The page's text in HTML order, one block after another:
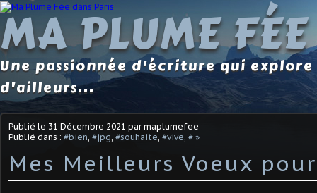
MA PLUME
Une passionnée d'écriture qui
d'ailleurs...
Publié le 31 Décembre 2021 par maplumefee
Publié dans : #bien #jpg #souhaite #vive # »
Mes Meilleurs Voeux